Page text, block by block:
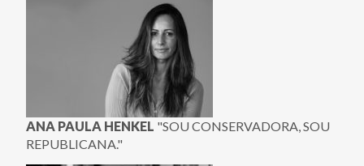
ANA PAULA HENKEL "SOU CONSERVADORA, SOU
REPUBLICANA."